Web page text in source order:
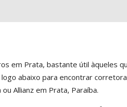
em Prata, bastante útil àqueles
abaixo para encontrar
Allianz em Prata, Paraíba.